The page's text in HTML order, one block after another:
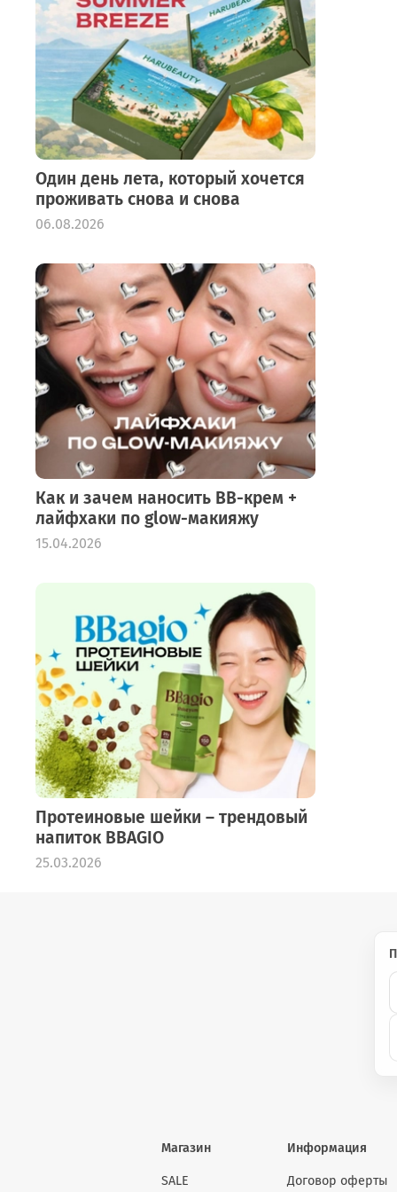
Один день лета, который хочется
проживать снова и снова
06.08.2026
Как и зачем наносить BB-крем +
лайфхаки по glow-макияжу
15.04.2026
Протеиновые шейки – трендовый
напиток BBAGIO
25.03.2026
Магазин
SALE
Информация
Договор оферты